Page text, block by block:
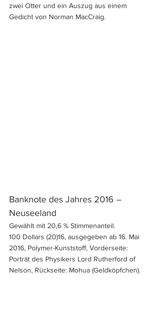
zwei Otter und ein Auszug aus einem
Gedicht von Norman MacCraig.
Banknote des Jahres 2016 –
Neuseeland
Gewählt mit 20,6 % Stimmenanteil.
100 Dollars (20)16, ausgegeben ab 16. Mai
2016, Polymer-Kunststoff, Vorderseite:
Porträt des Physikers Lord Rutherford of
Nelson, Rückseite: Mohua (Geldköpfchen).